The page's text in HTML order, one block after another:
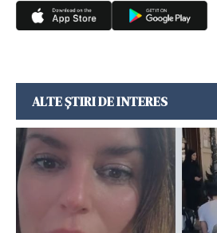
ALTE ȘTIRI DE INTERES